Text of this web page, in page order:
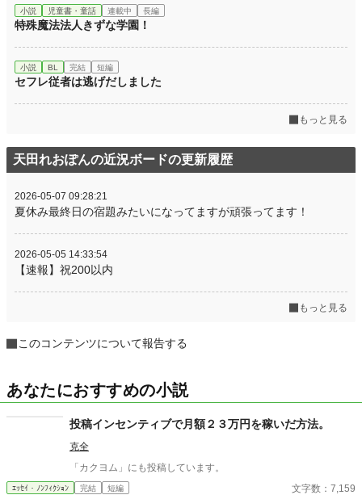
小説 児童書・童話 連載中 長編
特殊魔法法人きずな学園！
小説 BL 完結 短編
セフレ従者は逃げだしました
もっと見る
天田れおぽんの近況ボードの更新履歴
2026-05-07 09:28:21
夏休み最終日の宿題みたいになってますが頑張ってます！
2026-05-05 14:33:54
【速報】祝200以内
もっと見る
このコンテンツについて報告する
あなたにおすすめの小説
投稿インセンティブで月額２３万円を稼いだ方法。
克全
「カクヨム」にも投稿しています。
ｴｯｾｲ・ﾉﾝﾌｨｸｼｮﾝ 完結 短編 文字数：7,159